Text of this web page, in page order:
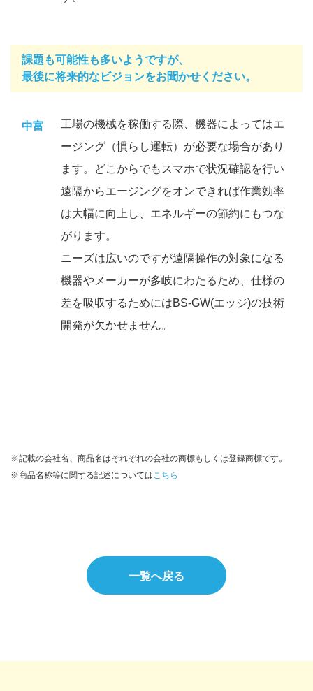
課題も可能性も多いようですが、
最後に将来的なビジョンをお聞かせください。
中富
工場の機械を稼働する際、機器によってはエ
ージング（慣らし運転）が必要な場合があり
ます。どこからでもスマホで状況確認を行い
遠隔からエージングをオンできれば作業効率
は大幅に向上し、エネルギーの節約にもつな
がります。
ニーズは広いのですが遠隔操作の対象になる
機器やメーカーが多岐にわたるため、仕様の
差を吸収するためにはBS-GW(エッジ)の技術
開発が欠かせません。
※記載の会社名、商品名はそれぞれの会社の商標もしくは登録商標です。
※商品名称等に関する記述については こちら
一覧へ戻る